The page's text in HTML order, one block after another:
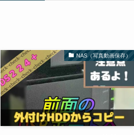
NAS（写真動画保存）